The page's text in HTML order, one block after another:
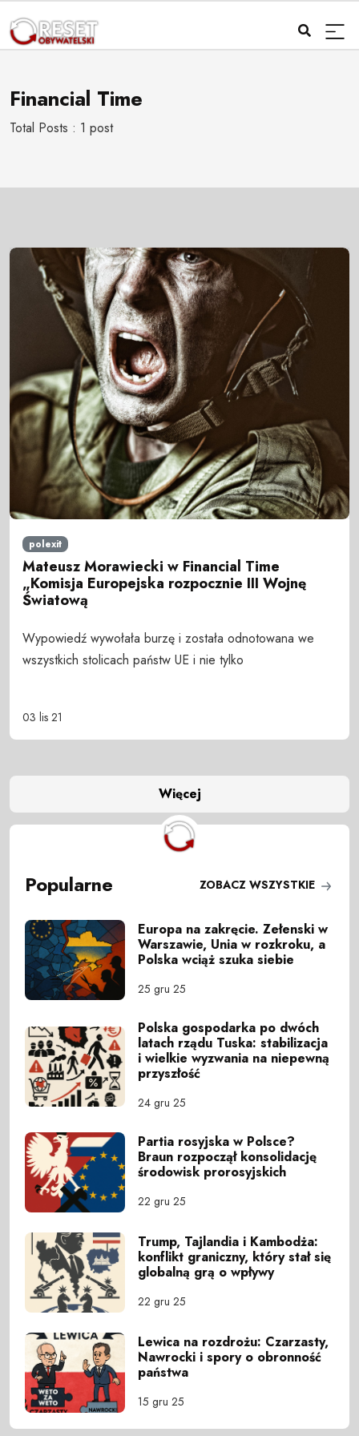
Financial Time
Total Posts : 1 post
polexit
Mateusz Morawiecki w Financial Time
„Komisja Europejska rozpocznie III Wojnę
Światową
Wypowiedź wywołała burzę i została odnotowana we
wszystkich stolicach państw UE i nie tylko
03 lis 21
Więcej
Popularne ZOBACZ WSZYSTKIE
Europa na zakręcie. Zełenski w
Warszawie, Unia w rozkroku, a
Polska wciąż szuka siebie
25 gru 25
Polska gospodarka po dwóch
latach rządu Tuska: stabilizacja
i wielkie wyzwania na niepewną
przyszłość
24 gru 25
Partia rosyjska w Polsce?
Braun rozpoczął konsolidację
środowisk prorosyjskich
22 gru 25
Trump, Tajlandia i Kambodża:
konflikt graniczny, który stał się
globalną grą o wpływy
22 gru 25
Lewica na rozdrożu: Czarzasty,
Nawrocki i spory o obronność
państwa
15 gru 25